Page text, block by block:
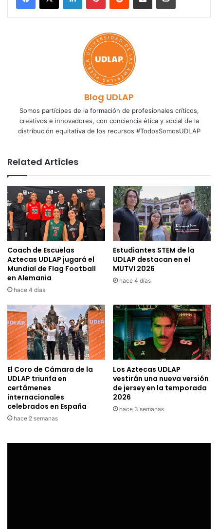
Blog UDLAP
Somos partícipes de la formación de profesionales críticos,
creativos e innovadores, con conciencia ética y social de la
distribución equitativa de los recursos #TodosSomosUDLAP
Related Articles
Coach de Escuelas
Aztecas UDLAP jugará el
Mundial de Flag Football
en Alemania
hace 4 días
Estudiantes STEM de la
UDLAP destacan en el
MUTVI 2026
hace 4 días
El Coro de Cámara de la
UDLAP triunfa en
certámenes
internacionales
celebrados en España
hace 2 semanas
Los Aztecas UDLAP
vestirán una nueva versión
de jersey en la temporada
2026
hace 3 semanas